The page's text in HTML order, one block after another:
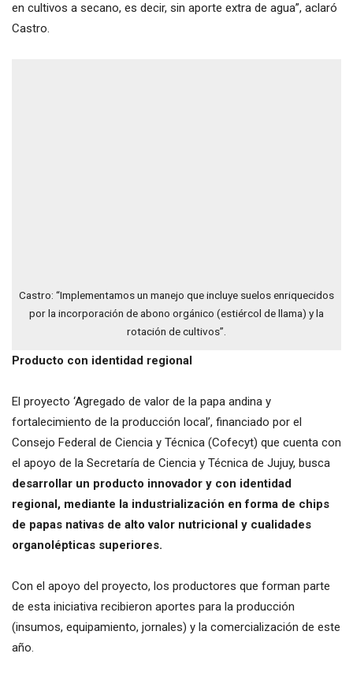
en cultivos a secano, es decir, sin aporte extra de agua”, aclaró
Castro.
Castro: “Implementamos un manejo que incluye suelos enriquecidos
por la incorporación de abono orgánico (estiércol de llama) y la
rotación de cultivos”.
Producto con identidad regional
El proyecto ‘Agregado de valor de la papa andina y
fortalecimiento de la producción local’, financiado por el
Consejo Federal de Ciencia y Técnica (Cofecyt) que cuenta con
el apoyo de la Secretaría de Ciencia y Técnica de Jujuy, busca
desarrollar un producto innovador y con identidad
regional, mediante la industrialización en forma de chips
de papas nativas de alto valor nutricional y cualidades
organolépticas superiores.
Con el apoyo del proyecto, los productores que forman parte
de esta iniciativa recibieron aportes para la producción
(insumos, equipamiento, jornales) y la comercialización de este
año.